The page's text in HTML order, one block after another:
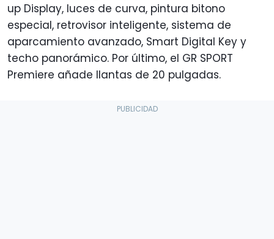
up Display, luces de curva, pintura bitono
especial, retrovisor inteligente, sistema de
aparcamiento avanzado, Smart Digital Key y
techo panorámico. Por último, el GR SPORT
Premiere añade llantas de 20 pulgadas.